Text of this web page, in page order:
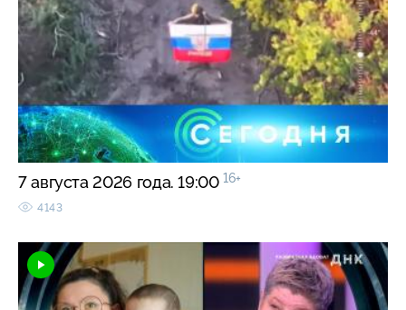
7 августа 2026 года. 19:00 16+
4143